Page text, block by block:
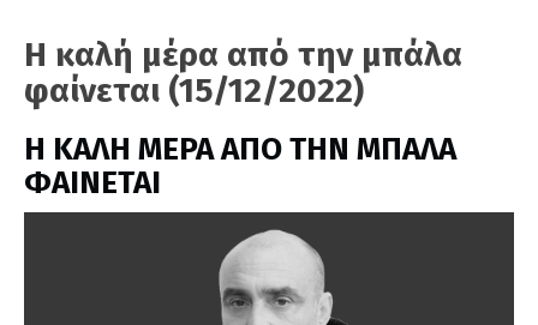
Η καλή μέρα από την μπάλα
φαίνεται (15/12/2022)
H ΚΑΛΗ ΜΕΡΑ ΑΠΟ ΤΗΝ ΜΠΑΛΑ
ΦΑΙΝΕΤΑΙ